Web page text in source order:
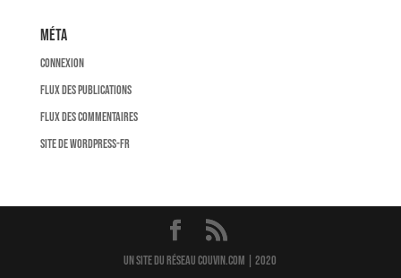
Méta
Connexion
Flux des publications
Flux des commentaires
Site de WordPress-FR
un site du réseau couvin.com | 2020